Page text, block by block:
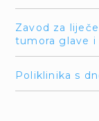
Zavod za
tumora glave i
Poliklinika s